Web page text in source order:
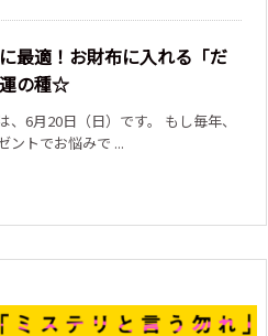
最適！お財布に入れる「だ
の種☆
、6月20日（日）です。 もし毎年、
ントでお悩みで ...